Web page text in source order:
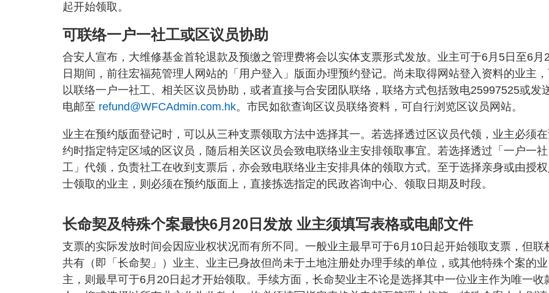
起开始领取。
可联络一户一社工或区议员协助
合安人宣布，大维修基金首轮退款及预缴之管理费将会以实体支票形式发放。业主可于6月5日至6月
日期间，前往宏福苑管理人网站的「用户登入」版面办理预约登记。尚未取得网站登入资料的业主
以联络一户一社工、相关区议员协助，或者直接与合安团队联络，联络方式包括致电25997525或发
电邮至 refund@WFCAdmin.com.hk。市民如欲查询区议员联络资料，可自行浏览区议员网站。
业主在预约版面登记时，可以从三种支票领取方法中选择其一。若选择透过区议员代领，业主必须
约时指定特定区域的区议员，随后相关区议员会致电联络业主安排领取事宜。若选择透过「一户一社
工」代领，负责社工在收到支票后，亦会致电联络业主安排具体的领取方式。至于选择亲身或由授
士领取的业主，则必须在预约版面上，直接拣选指定的民政咨询中心、领取日期及时段。
长命契及特殊个案最快6月20日发放 业主须填写表格或电邮文件
支票的实际发放时间会因应业权状况而有所不同。一般业主最早可于6月10日起开始领取支票，但联
共有（即「长命契」）业主、业主已身故但尚未于土地注册处办理手续的单位，或其他特殊个案的业
主，则最早可于6月20日起才开始领取。手续方面，长命契业主不论是选择其中一位业主作为唯一收